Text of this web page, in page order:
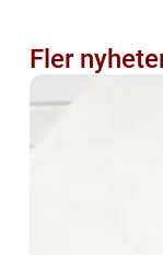
Fler